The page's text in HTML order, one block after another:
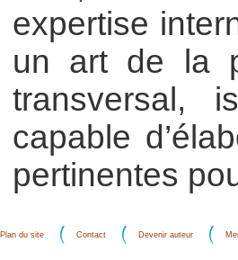
expertise
un art de la
transversal,
capable
pertinentes
Plan du site Contact Devenir auteur